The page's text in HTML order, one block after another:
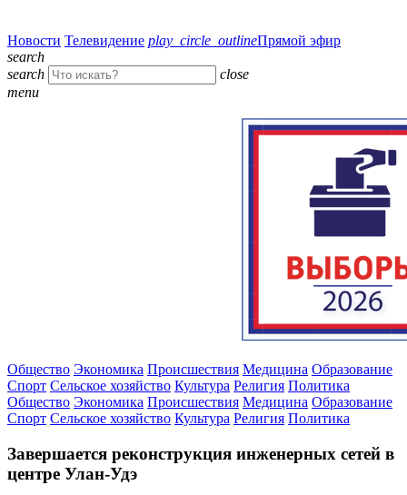
Новости Телевидение play_circle_outlineПрямой эфир
search
search
close
menu
Общество Экономика Происшествия Медицина Образование
Спорт Сельское хозяйство Культура Религия Политика
Общество Экономика Происшествия Медицина Образование
Спорт Сельское хозяйство Культура Религия Политика
Завершается реконструкция инженерных сетей в
центре Улан-Удэ